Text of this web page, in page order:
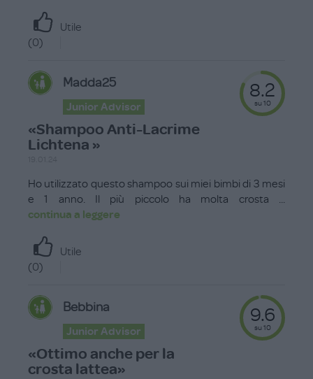
Utile
(0)
Madda25
Junior Advisor
«Shampoo Anti-Lacrime
Lichtena »
8.2
su 10
Ho utilizzato questo shampoo sui miei bimbi di 3 mesi
e 1 anno. Il più piccolo ha molta crosta ...
continua a leggere
Utile
(0)
Bebbina
Junior Advisor
«Ottimo anche per la
crosta lattea»
9.6
su 10